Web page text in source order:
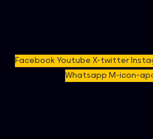
FacebookYoutubeX-twitter
WhatsappM-icon-